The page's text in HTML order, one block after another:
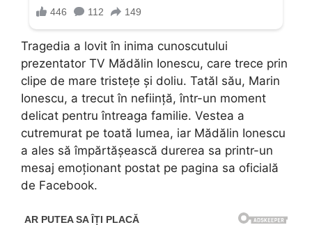
Tragedia a lovit în inima cunoscutului
prezentator TV Mădălin Ionescu, care trece prin
clipe de mare tristețe și doliu. Tatăl său, Marin
Ionescu, a trecut în neființă, într-un moment
delicat pentru întreaga familie. Vestea a
cutremurat pe toată lumea, iar Mădălin Ionescu
a ales să împărtășească durerea sa printr-un
mesaj emoționant postat pe pagina sa oficială
de Facebook.